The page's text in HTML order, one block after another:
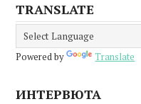
TRANSLATE
Powered by Translate
ИНТЕРВЮТА